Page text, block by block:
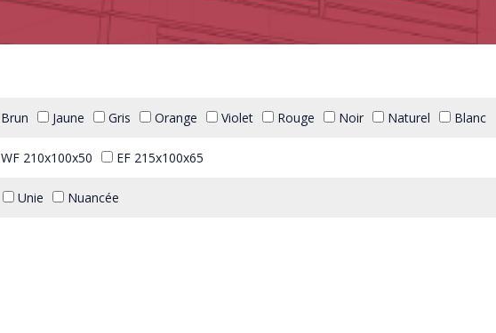
Brun Jaune Gris Orange Violet Rouge Noir Naturel Blanc
WF 210x100x50 EF 215x100x65
Unie Nuancée